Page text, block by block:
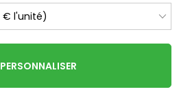
PERSONNALISER